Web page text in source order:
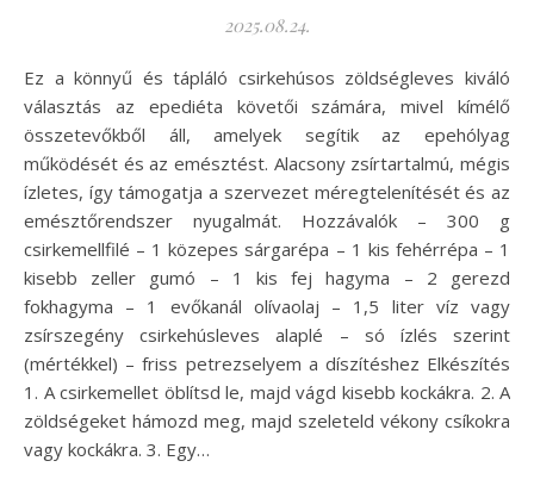
2025.08.24.
Ez a könnyű és tápláló csirkehúsos zöldségleves kiváló
választás az epediéta követői számára, mivel kímélő
összetevőkből áll, amelyek segítik az epehólyag
működését és az emésztést. Alacsony zsírtartalmú, mégis
ízletes, így támogatja a szervezet méregtelenítését és az
emésztőrendszer nyugalmát. Hozzávalók – 300 g
csirkemellfilé – 1 közepes sárgarépa – 1 kis fehérrépa – 1
kisebb zeller gumó – 1 kis fej hagyma – 2 gerezd
fokhagyma – 1 evőkanál olívaolaj – 1,5 liter víz vagy
zsírszegény csirkehúsleves alaplé – só ízlés szerint
(mértékkel) – friss petrezselyem a díszítéshez Elkészítés
1. A csirkemellet öblítsd le, majd vágd kisebb kockákra. 2. A
zöldségeket hámozd meg, majd szeleteld vékony csíkokra
vagy kockákra. 3. Egy…